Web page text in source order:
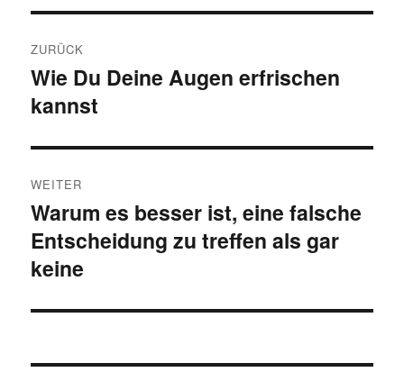
ZURÜCK
Vorheriger
Beitrag:
Wie Du Deine Augen erfrischen
kannst
WEITER
Nächster
Beitrag:
Warum es besser ist, eine falsche
Entscheidung zu treffen als gar
keine